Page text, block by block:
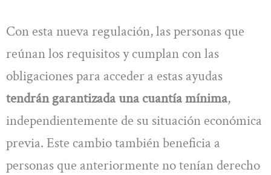
Con esta nueva regulación, las personas que
reúnan los requisitos y cumplan con las
obligaciones para acceder a estas ayudas
tendrán garantizada una cuantía mínima,
independientemente de su situación económica
previa. Este cambio también beneficia a
personas que anteriormente no tenían derecho